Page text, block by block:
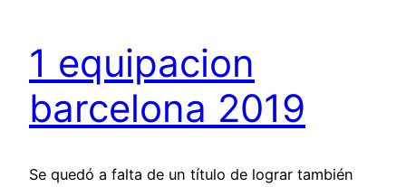
1 equipacion
barcelona 2019
Se quedó a falta de un título de lograr también